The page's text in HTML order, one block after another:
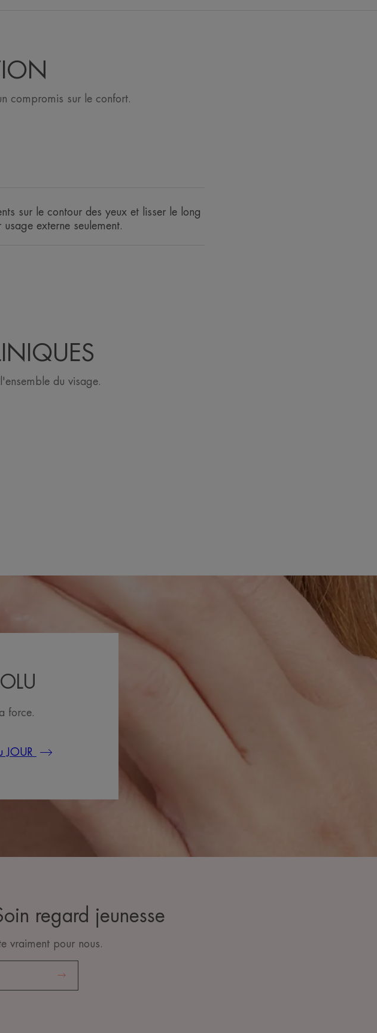
USA.
compromis sur le confort.
sur le contour des yeux et lisser le long
externe seulement.
du visage.
force.
JOUR
regard jeunesse
vraiment pour nous.